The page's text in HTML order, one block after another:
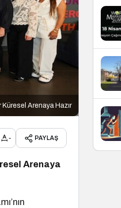
Küresel Arenaya Hazır
- PAYLAŞ
Arenaya